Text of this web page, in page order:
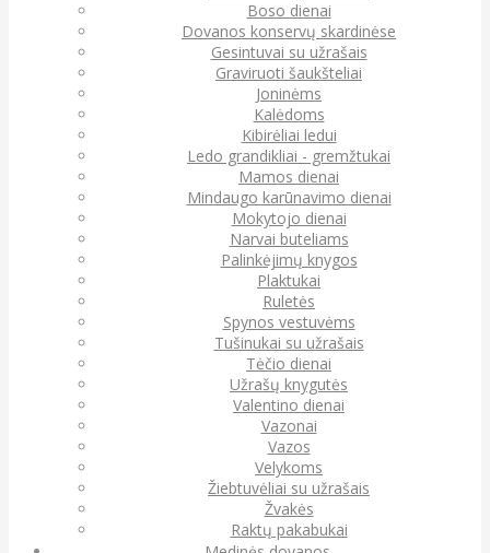
Boso dienai
Dovanos konservų skardinėse
Gesintuvai su užrašais
Graviruoti šaukšteliai
Joninėms
Kalėdoms
Kibirėliai ledui
Ledo grandikliai - gremžtukai
Mamos dienai
Mindaugo karūnavimo dienai
Mokytojo dienai
Narvai buteliams
Palinkėjimų knygos
Plaktukai
Ruletės
Spynos vestuvėms
Tušinukai su užrašais
Tėčio dienai
Užrašų knygutės
Valentino dienai
Vazonai
Vazos
Velykoms
Žiebtuvėliai su užrašais
Žvakės
Raktų pakabukai